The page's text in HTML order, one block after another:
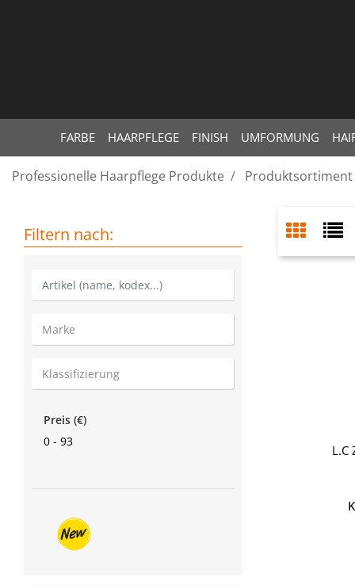
FARBE HAARPFLEGE FINISH UMFORMUNG
Professionelle Haarpflege Produkte Produktsortiment
Filtern nach:
Preis (€)
0 - 93
L.C